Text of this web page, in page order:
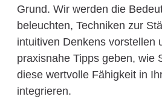
Grund. Wir werden die
beleuchten, Techniken zur
intuitiven Denkens vorstellen
praxisnahe Tipps geben, wie
diese wertvolle Fähigkeit in
integrieren.